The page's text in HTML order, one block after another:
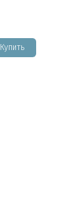
Купить